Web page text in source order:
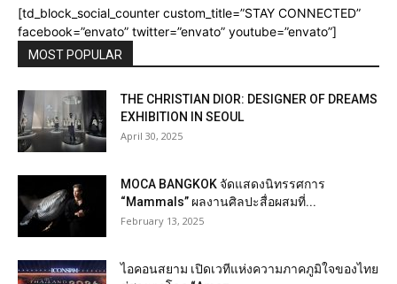
[td_block_social_counter custom_title=”STAY CONNECTED”
facebook=”envato” twitter=”envato” youtube=”envato”]
MOST POPULAR
THE CHRISTIAN DIOR: DESIGNER OF DREAMS
EXHIBITION IN SEOUL
April 30, 2025
MOCA BANGKOK จัดแสดงนิทรรศการ
“Mammals” ผลงานศิลปะสื่อผสมที่...
February 13, 2025
ไอคอนสยาม เปิดเวทีแห่งความภาคภูมิใจของไทย